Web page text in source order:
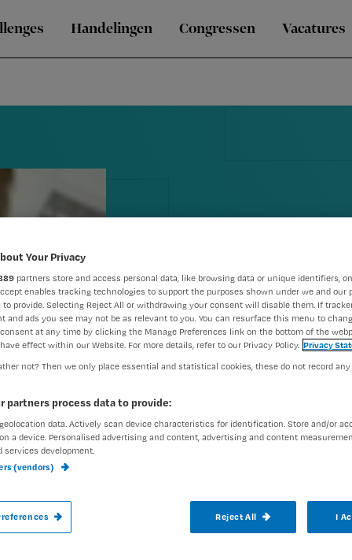
Handelingen Congressen Vacatures
Goede
gevoel voor
Auteur:
Uit Vlaams onderzoek blijkt dat een
Your Privacy
partners store and access personal data, like browsing data or unique identifiers,
enables tracking technologies to support the purposes shown under we and our
to provide. Selecting Reject All or withdrawing your consent will disable them. If
and ads you see may not be as relevant to you. You can resurface this menu to
at any time by clicking the Manage Preferences link on the bottom of the
effect within our Website. For more details, refer to our Privacy Policy. Privacy
not? Then we only place essential and statistical cookies, these do not record
partners process data to provide:
data. Actively scan device characteristics for identification. Store and/or
a device. Personalised advertising and content, advertising and content
services development.
(vendors)
Reject All I